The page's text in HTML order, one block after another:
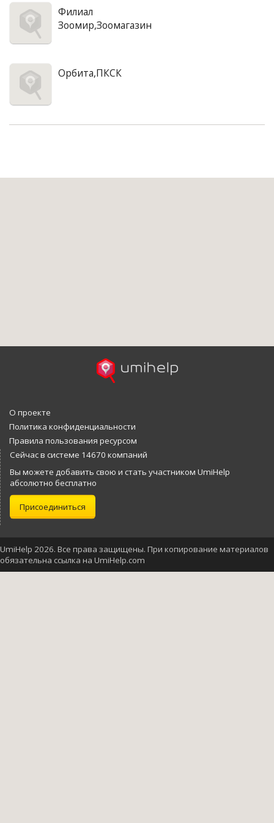
Филиал
Зоомир,Зоомагазин
Орбита,ПКСК
О проекте
Политика конфиденциальности
Правила пользования ресурсом
Сейчас в системе 14670 компаний
Вы можете добавить свою и стать участником UmiHelp
абсолютно бесплатно
Присоединиться
UmiHelp 2026. Все права защищены. При копирование материалов
обязательна ссылка на UmiHelp.com